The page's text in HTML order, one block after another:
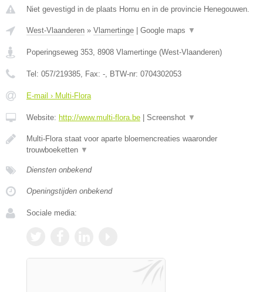
Niet gevestigd in de plaats Hornu en in de provincie Henegouwen.
West-Vlaanderen » Vlamertinge Google maps ▼
Poperingseweg 353, 8908 Vlamertinge (West-Vlaanderen)
Tel: 057/219385, Fax: -, BTW-nr: 0704302053
E-mail › Multi-Flora
Website: http://www.multi-flora.be Screenshot ▼
Multi-Flora staat voor aparte bloemencreaties waaronder
trouwboeketten ▼
Diensten onbekend
Openingstijden onbekend
Sociale media: